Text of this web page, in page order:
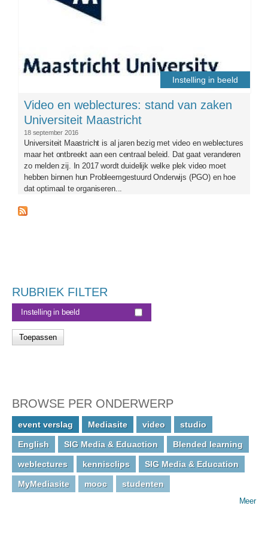
Instelling in beeld
Video en weblectures: stand van zaken
Universiteit Maastricht
18 september 2016
Universiteit Maastricht is al jaren bezig met video en weblectures
maar het ontbreekt aan een centraal beleid. Dat gaat veranderen
zo melden zij. In 2017 wordt duidelijk welke plek video moet
hebben binnen hun Probleemgestuurd Onderwijs (PGO) en hoe
dat optimaal te organiseren...
RUBRIEK FILTER
Instelling in beeld
BROWSE PER ONDERWERP
event verslag Mediasite video studio
English SIG Media & Eduaction Blended learning
weblectures kennisclips SIG Media & Education
MyMediasite mooc studenten
Meer